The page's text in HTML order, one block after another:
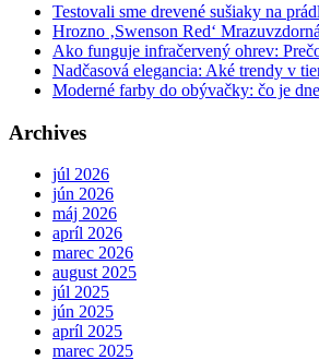
Testovali sme drevené sušiaky na
Hrozno ‚Swenson Red‘
Ako funguje infračervený ohrev:
Nadčasová elegancia: Aké trendy v
Moderné farby do obývačky: čo je
Archives
júl 2026
jún 2026
máj 2026
apríl 2026
marec 2026
august 2025
júl 2025
jún 2025
apríl 2025
marec 2025